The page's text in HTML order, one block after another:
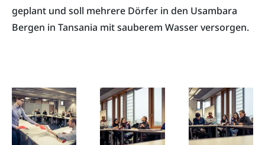
geplant und soll mehrere Dörfer in den Usambara
Bergen in Tansania mit sauberem Wasser versorgen.